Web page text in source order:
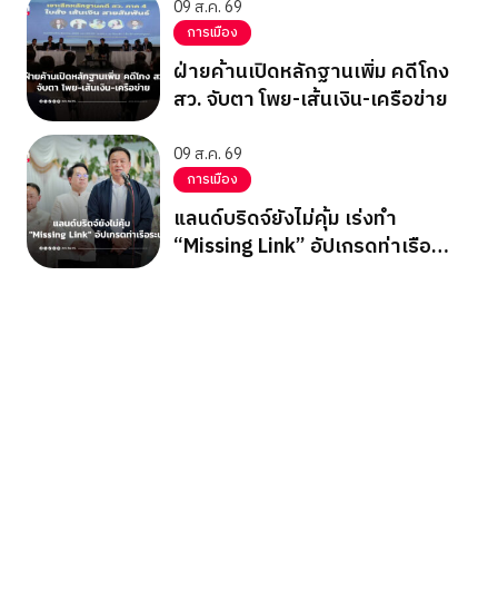
09 ส.ค. 69
การเมือง
ฝ่ายค้านเปิดหลักฐานเพิ่ม คดีโกง
สว. จับตา โพย-เส้นเงิน-เครือข่าย
09 ส.ค. 69
การเมือง
แลนด์บริดจ์ยังไม่คุ้ม เร่งทำ
“Missing Link” อัปเกรดท่าเรือ